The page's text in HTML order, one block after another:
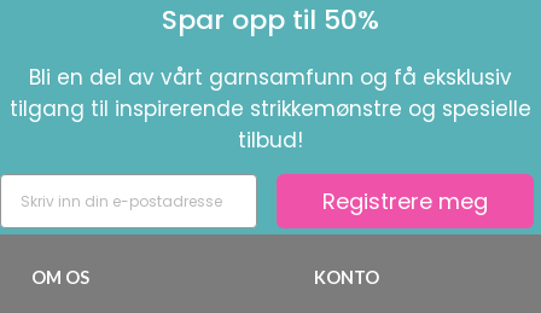
Spar opp til 50%
Bli en del av vårt garnsamfunn og få eksklusiv
tilgang til inspirerende strikkemønstre og spesielle
tilbud!
Registrere meg
OM OS KONTO